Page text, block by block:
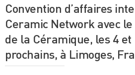
Convention d’affaires
Ceramic Network avec
de la Céramique, les 4
prochains, à Limoges,